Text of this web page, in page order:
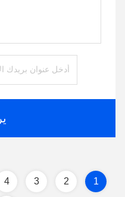
1
2
3
4